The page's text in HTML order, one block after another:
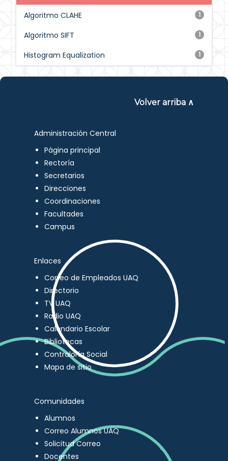
1
Algoritmo CLAHE
1
Algoritmo SIFT
1
Histogram Equalization
Volver arriba ∧
Administración Central
Página principal
Rectoría
Secretarios
Direcciones
Coordinaciones
Facultades
Campus
Enlaces
Correo de Empleados UAQ
Directorio
TV UAQ
Radio UAQ
Calendario Escolar
Bibliotecas
Contraloría Social
Mapa de sitio
Comunidades
Alumnos
Correo Alumnos UAQ
Solicitud Correo
Docentes